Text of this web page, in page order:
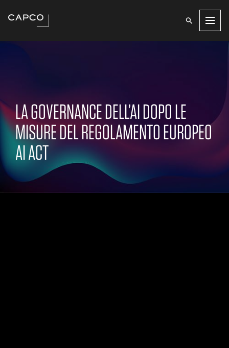
LA GOVERNANCE DELL’AI DOPO LE
MISURE DEL REGOLAMENTO EUROPEO
AI ACT